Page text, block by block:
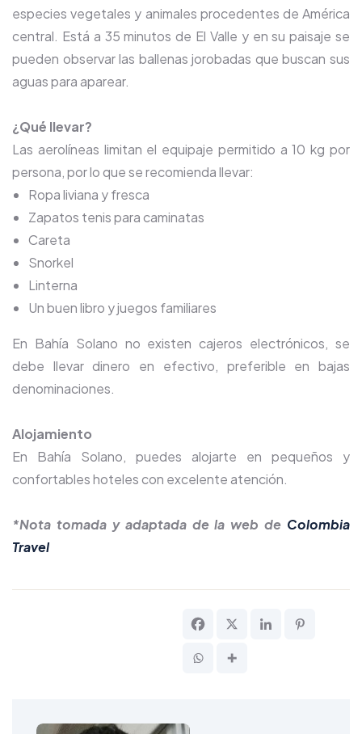
especies vegetales y animales procedentes de América
central. Está a 35 minutos de El Valle y en su paisaje se
pueden observar las ballenas jorobadas que buscan sus
aguas para aparear.
¿Qué llevar?
Las aerolíneas limitan el equipaje permitido a 10 kg por
persona, por lo que se recomienda llevar:
Ropa liviana y fresca
Zapatos tenis para caminatas
Careta
Snorkel
Linterna
Un buen libro y juegos familiares
En Bahía Solano no existen cajeros electrónicos, se
debe llevar dinero en efectivo, preferible en bajas
denominaciones.
Alojamiento
En Bahía Solano, puedes alojarte en pequeños y
confortables hoteles con excelente atención.
*Nota tomada y adaptada de la web de Colombia
Travel